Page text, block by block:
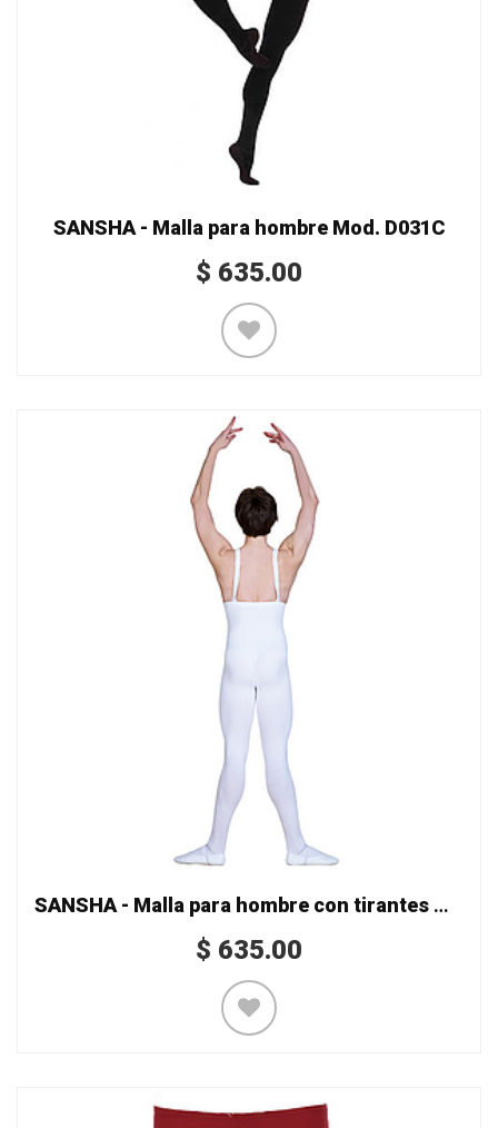
SANSHA - Malla para hombre Mod. D031C
$ 635.00
SANSHA - Malla para hombre con tirantes Mod. D032
$ 635.00